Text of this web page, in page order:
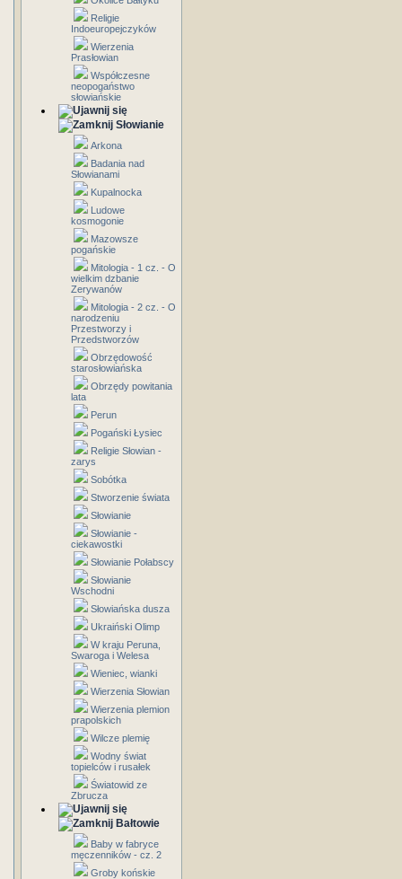
Religie
Indoeuropejczyków
Wierzenia
Prasłowian
Współczesne
neopogaństwo
słowiańskie
Słowianie
Arkona
Badania nad
Słowianami
Kupalnocka
Ludowe
kosmogonie
Mazowsze
pogańskie
Mitologia - 1 cz. - O
wielkim dzbanie
Zerywanów
Mitologia - 2 cz. - O
narodzeniu
Przestworzy i
Przedstworzów
Obrzędowość
starosłowiańska
Obrzędy powitania
lata
Perun
Pogański Łysiec
Religie Słowian -
zarys
Sobótka
Stworzenie świata
Słowianie
Słowianie -
ciekawostki
Słowianie Połabscy
Słowianie
Wschodni
Słowiańska dusza
Ukraiński Olimp
W kraju Peruna,
Swaroga i Welesa
Wieniec, wianki
Wierzenia Słowian
Wierzenia plemion
prapolskich
Wilcze plemię
Wodny świat
topielców i rusałek
Światowid ze
Zbrucza
Bałtowie
Baby w fabryce
męczenników - cz. 2
Groby końskie